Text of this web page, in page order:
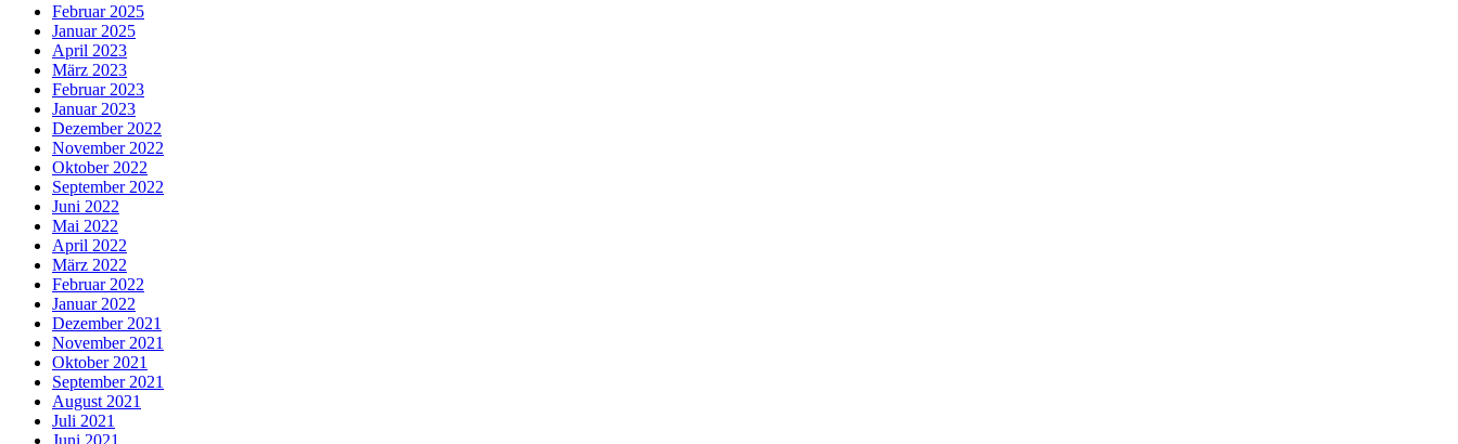
Februar 2025
Januar 2025
April 2023
März 2023
Februar 2023
Januar 2023
Dezember 2022
November 2022
Oktober 2022
September 2022
Juni 2022
Mai 2022
April 2022
März 2022
Februar 2022
Januar 2022
Dezember 2021
November 2021
Oktober 2021
September 2021
August 2021
Juli 2021
Juni 2021